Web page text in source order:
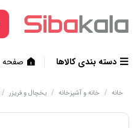
دسته بندی کالاها صفحه
خانه / خانه و آشپزخانه / یخچال و فریزر